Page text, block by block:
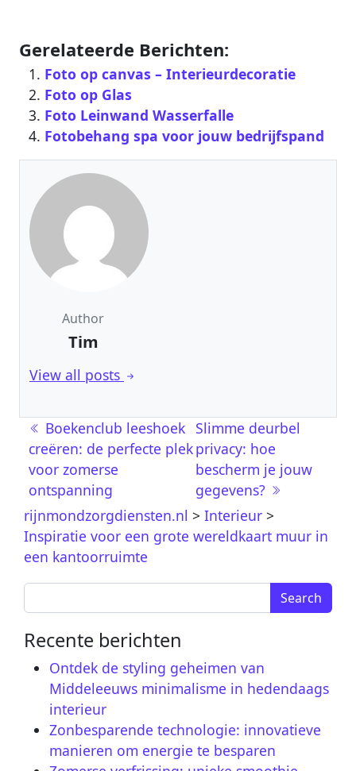
Gerelateerde Berichten:
Foto op canvas – Interieurdecoratie
Foto op Glas
Foto Leinwand Wasserfalle
Fotobehang spa voor jouw bedrijfspand
Author
Tim
View all posts
Berichtnavigatie
Boekenclub leeshoek
creëren: de perfecte plek
voor zomerse
ontspanning
Slimme deurbel
privacy: hoe
bescherm je jouw
gegevens?
rijnmondzorgdiensten.nl > Interieur >
Inspiratie voor een grote wereldkaart muur in
een kantoorruimte
Search for:
Recente berichten
Ontdek de styling geheimen van
Middeleeuws minimalisme in hedendaags
interieur
Zonbesparende technologie: innovatieve
manieren om energie te besparen